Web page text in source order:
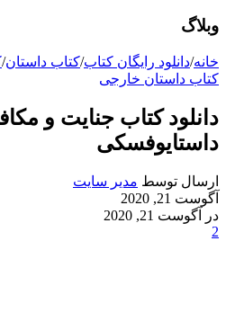
وبلاگ
خانه/دانلود رایگان کتاب/کتاب داستان/
کتاب داستان خارجی
دانلود کتاب جنایت و
داستایوفسکی
ارسال توسط مدیر سایت
آگوست 21, 2020
در آگوست 21, 2020
2